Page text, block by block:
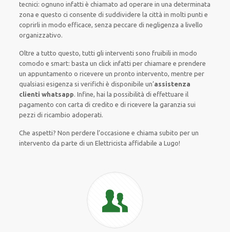
tecnici: ognuno infatti è chiamato ad operare in una determinata
zona e questo ci consente di suddividere la città in molti punti e
coprirli in modo efficace, senza peccare di negligenza a livello
organizzativo.
Oltre a tutto questo, tutti gli interventi sono fruibili in modo
comodo e smart: basta un click infatti per chiamare e prendere
un appuntamento o ricevere un pronto intervento, mentre per
qualsiasi esigenza si verifichi è disponibile un’assistenza
clienti whatsapp. Infine, hai la possibilità di effettuare il
pagamento con carta di credito e di ricevere la garanzia sui
pezzi di ricambio adoperati.
Che aspetti? Non perdere l’occasione e chiama subito per un
intervento da parte di un Elettricista affidabile a Lugo!